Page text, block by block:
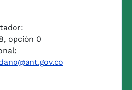
opción 0